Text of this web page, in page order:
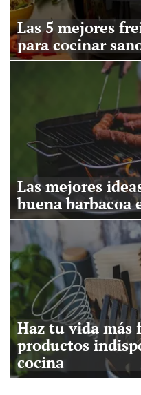
Las 5 mejores
para cocinar
Las mejores
buena barbacoa
Haz tu vida más
productos
cocina